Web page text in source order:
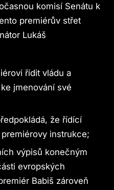
komisí Senátu k
premiérův střet
Lukáš
řídit vládu a
jmenování své
že řídící
instrukce;
výpisů konečným
evropských
Babiš zároveň